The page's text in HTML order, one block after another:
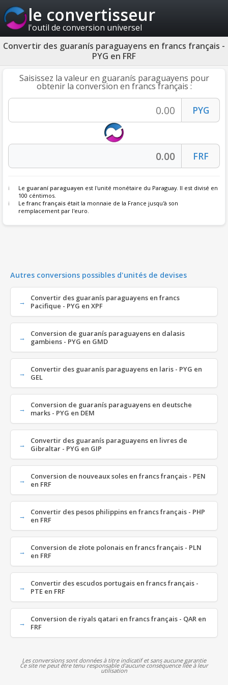
le convertisseur
l'outil de conversion universel
Convertir des guaranís paraguayens en francs français -
PYG en FRF
Saisissez la valeur en guaranís paraguayens pour
obtenir la conversion en francs français :
Le guaraní paraguayen est l'unité monétaire du Paraguay. Il est divisé en
100 céntimos.
Lefranc français était la monnaie de la France jusqu'à son
remplacement par l'euro.
Autres conversions possibles d'unités de devises
Convertir des guaranís paraguayens en francs
Pacifique - PYG en XPF
Conversion de guaranís paraguayens en dalasis
gambiens - PYG en GMD
Convertir des guaranís paraguayens en laris - PYG en
GEL
Conversion de guaranís paraguayens en deutsche
marks - PYG en DEM
Convertir des guaranís paraguayens en livres de
Gibraltar - PYG en GIP
Conversion de nouveaux soles en francs français - PEN
en FRF
Convertir des pesos philippins en francs français - PHP
en FRF
Conversion de złote polonais en francs français - PLN
en FRF
Convertir des escudos portugais en francs français -
PTE en FRF
Conversion de riyals qatari en francs français - QAR en
FRF
Les conversions sont données à titre indicatif et sans aucune garantie
Ce site ne peut être tenu responsable d'aucune conséquence liée à leur
utilisation